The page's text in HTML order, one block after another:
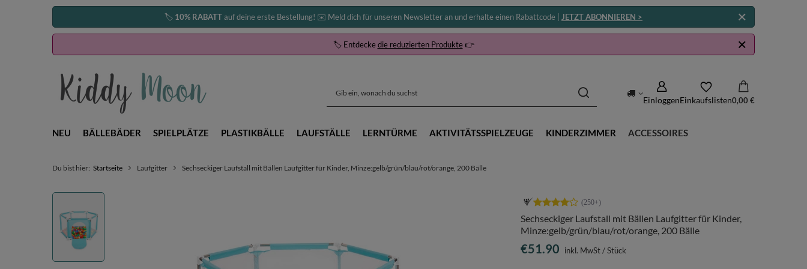
🏷️ 10% RABATTauf deine erste Bestellung! ✉️ Meld dich für unseren Newsletter an und erhalte einen Rabattcode | JETZT ABONNIEREN >
🏷️ Entdeckedie reduzierten Produkte👉
EinloggenEinkaufslisten0,00 €
NEU BÄLLEBÄDER SPIELPLÄTZE PLASTIKBÄLLE LAUFSTÄLLE LERNTÜRME AKTIVITÄTSSPIELZEUGE KINDERZIMMER ACCESSOIRES
Du bist hier: Startseite Laufgitter Sechseckiger Laufstall mit Bällen Laufgitter für Kinder, Minze:gelb/grün/blau/rot/orange, 200 Bälle
Sechseckiger Laufstall mit Bällen Laufgitter für Kinder,
Minze:gelb/grün/blau/rot/orange, 200 Bälle
€51.90 inkl. MwSt/Stück